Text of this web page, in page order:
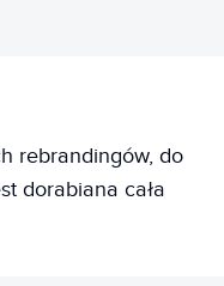
rebrandingów, do
dorabiana cała